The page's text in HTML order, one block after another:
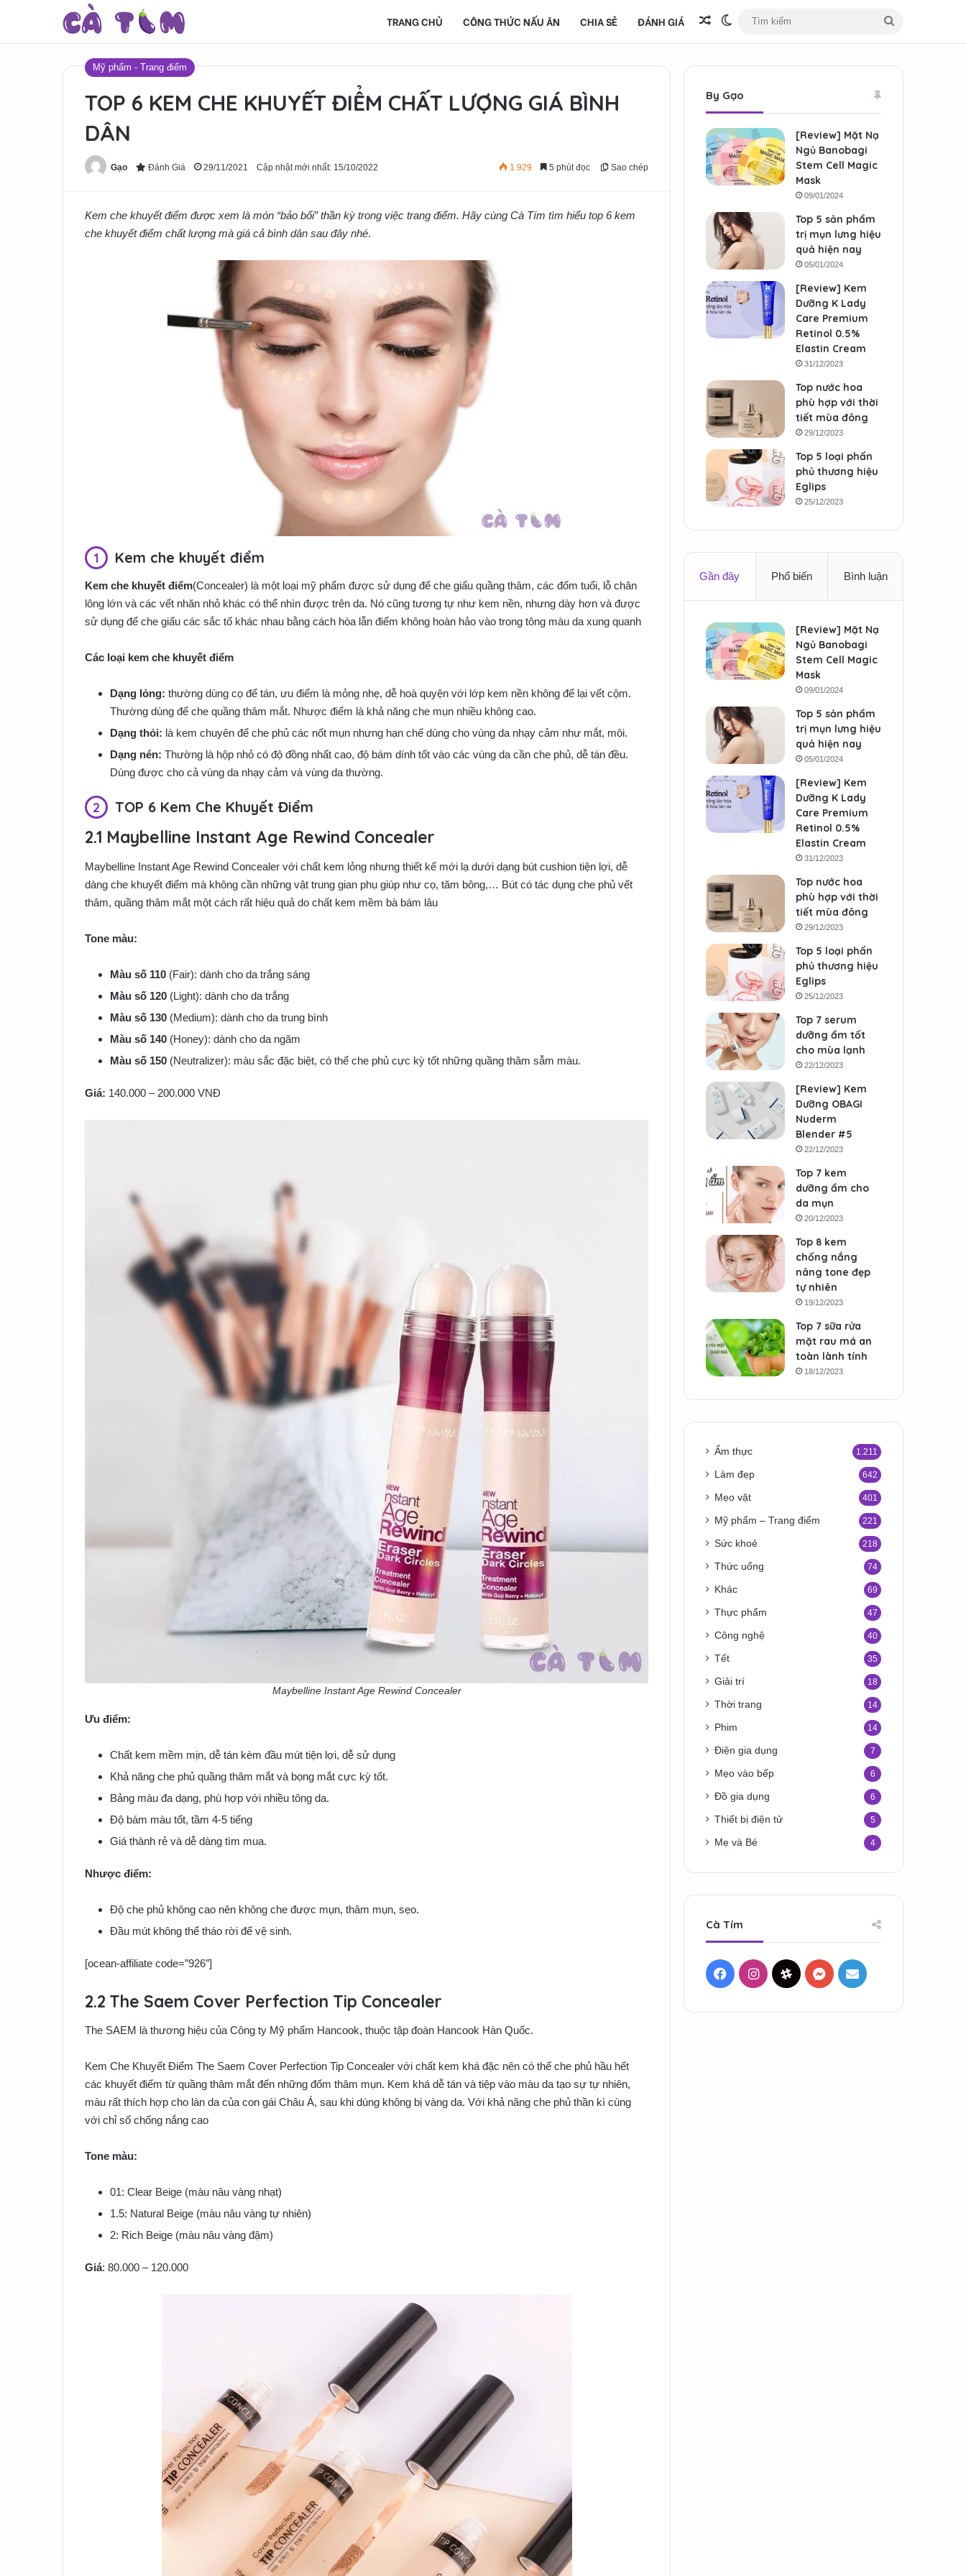
TRANG CHỦ CÔNG THỨC NẤU ĂN CHIA SẺ ĐÁNH GIÁ Bài viết ngẫu nhiên
Switch skin
kiếm
Mỹ phẩm - Trang điểm
TOP 6 KEM CHE KHUYẾT ĐIỂM CHẤT LƯỢNG GIÁ BÌNH
DÂN
Gạo Đánh Giá 29/11/2021 Cập nhật mới nhất: 15/10/2022 1.929 5 phút đọc Sao chép
Kem che khuyết điểm được xem là món “bảo bối” thần kỳ trong việc trang điểm. Hãy cùng Cà Tím tìm hiểu top 6 kem
che khuyết điểm chất lượng mà giá cả bình dân sau đây nhé.
Kem che khuyết điểm
Kem che khuyết điểm(Concealer) là một loại mỹ phẩm được sử dụng để che giấu quầng thâm, các đốm tuổi, lỗ chân
lông lớn và các vết nhăn nhỏ khác có thể nhìn được trên da. Nó cũng tương tự như kem nền, nhưng dày hơn và được
sử dụng để che giấu các sắc tố khác nhau bằng cách hòa lẫn điểm không hoàn hảo vào trong tông màu da xung quanh
Các loại kem che khuyết điểm
Dạng lỏng: thường dùng cọ để tán, ưu điểm là mỏng nhẹ, dễ hoà quyện với lớp kem nền không để lại vết cộm.
Thường dùng để che quầng thâm mắt. Nhược điểm là khả năng che mụn nhiều không cao.
Dạng thỏi: là kem chuyên để che phủ các nốt mụn nhưng hạn chế dùng cho vùng da nhạy cảm như mắt, môi.
Dạng nén: Thường là hộp nhỏ có độ đồng nhất cao, độ bám dính tốt vào các vùng da cần che phủ, dễ tán đều.
Dùng được cho cả vùng da nhạy cảm và vùng da thường.
TOP 6 Kem Che Khuyết Điểm
Maybelline Instant Age Rewind Concealer
Maybelline Instant Age Rewind Concealer với chất kem lỏng nhưng thiết kế mới lạ dưới dạng bút cushion tiện lợi, dễ
dàng che khuyết điểm mà không cần những vật trung gian phụ giúp như cọ, tăm bông,… Bút có tác dụng che phủ vết
thâm, quầng thâm mắt một cách rất hiệu quả do chất kem mềm bà bám lâu
Tone màu:
Màu số 110 (Fair): dành cho da trắng sáng
Màu số 120 (Light): dành cho da trắng
Màu số 130 (Medium): dành cho da trung bình
Màu số 140 (Honey): dành cho da ngăm
Màu số 150 (Neutralizer): màu sắc đặc biệt, có thể che phủ cực kỳ tốt những quầng thâm sẫm màu.
Giá: 140.000 – 200.000 VNĐ
Maybelline Instant Age Rewind Concealer
Ưu điểm:
Chất kem mềm mịn, dễ tán kèm đầu mút tiện lợi, dễ sử dụng
Khả năng che phủ quầng thâm mắt và bọng mắt cực kỳ tốt.
Bảng màu đa dạng, phù hợp với nhiều tông da.
Độ bám màu tốt, tầm 4-5 tiếng
Giá thành rẻ và dễ dàng tìm mua.
Nhược điểm:
Độ che phủ không cao nên không che được mụn, thâm mụn, sẹo.
Đầu mút không thể tháo rời để vệ sinh.
[ocean-affiliate code=”926″]
The Saem Cover Perfection Tip Concealer
The SAEM là thương hiệu của Công ty Mỹ phẩm Hancook, thuộc tập đoàn Hancook Hàn Quốc.
Kem Che Khuyết Điểm The Saem Cover Perfection Tip Concealer với chất kem khá đặc nên có thể che phủ hầu hết
các khuyết điểm từ quầng thâm mắt đến những đốm thâm mụn. Kem khá dễ tán và tiệp vào màu da tạo sự tự nhiên,
màu rất thích hợp cho làn da của con gái Châu Á, sau khi dùng không bị vàng da. Với khả năng che phủ thần kì cùng
với chỉ số chống nắng cao
Tone màu:
01: Clear Beige (màu nâu vàng nhạt)
1.5: Natural Beige (màu nâu vàng tự nhiên)
2: Rich Beige (màu nâu vàng đậm)
Giá: 80.000 – 120.000
By Gạo
[Review] Mặt Nạ
Ngủ Banobagi
Stem Cell Magic
Mask
09/01/2024
Top 5 sản phẩm
trị mụn lưng hiệu
quả hiện nay
05/01/2024
[Review] Kem
Dưỡng K Lady
Care Premium
Retinol 0.5%
Elastin Cream
31/12/2023
Top nước hoa
phù hợp với thời
tiết mùa đông
29/12/2023
Top 5 loại phấn
phủ thương hiệu
Eglips
25/12/2023
Gần đây Phổ biến Bình luận
[Review] Mặt Nạ
Ngủ Banobagi
Stem Cell Magic
Mask
09/01/2024
Top 5 sản phẩm
trị mụn lưng hiệu
quả hiện nay
05/01/2024
[Review] Kem
Dưỡng K Lady
Care Premium
Retinol 0.5%
Elastin Cream
31/12/2023
Top nước hoa
phù hợp với thời
tiết mùa đông
29/12/2023
Top 5 loại phấn
phủ thương hiệu
Eglips
25/12/2023
Top 7 serum
dưỡng ẩm tốt
cho mùa lạnh
22/12/2023
[Review] Kem
Dưỡng OBAGI
Nuderm
Blender #5
22/12/2023
Top 7 kem
dưỡng ẩm cho
da mụn
20/12/2023
Top 8 kem
chống nắng
nâng tone đẹp
tự nhiên
19/12/2023
Top 7 sữa rửa
mặt rau má an
toàn lành tính
18/12/2023
Ẩm thực 1.211
Làm đẹp 642
Mẹo vặt 401
Mỹ phẩm – Trang điểm 221
Sức khoẻ 218
Thức uống 74
Khác 69
Thực phẩm 47
Công nghệ 40
Tết 35
Giải trí 18
Thời trang 14
Phim 14
Điện gia dụng 7
Mẹo vào bếp 6
Đồ gia dụng 6
Thiết bị điện tử 5
Mẹ và Bé 4
Cà Tím
FacebookInstagramThreadsMessenger
Mail